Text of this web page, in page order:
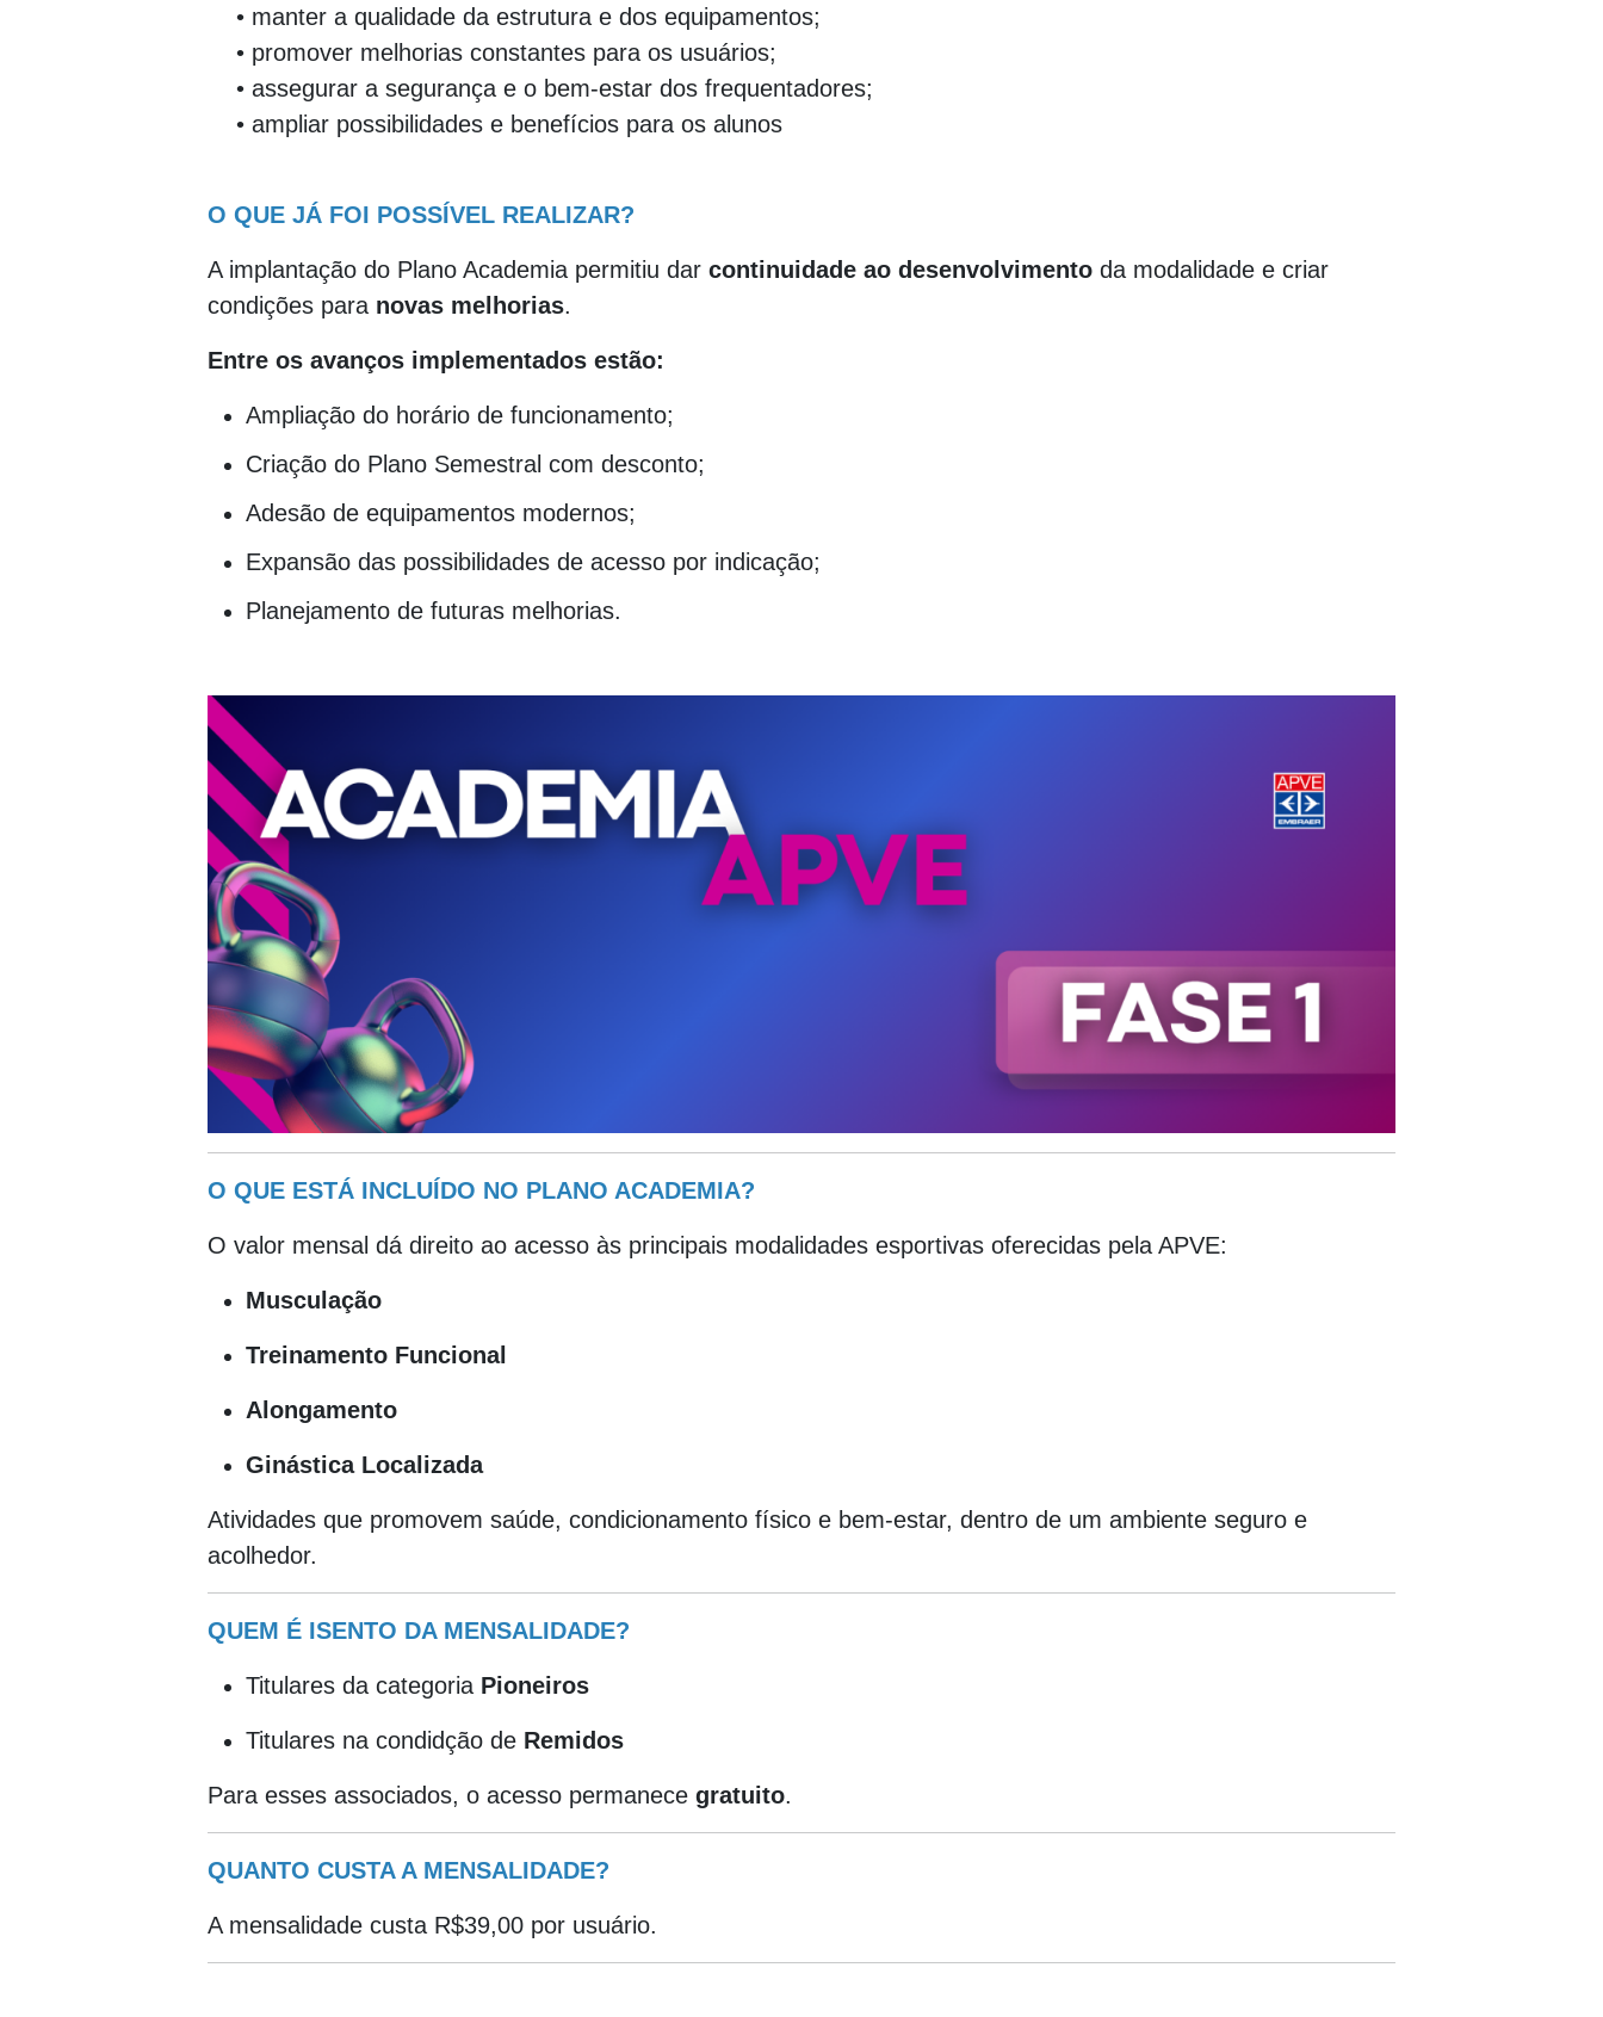
• manter a qualidade da estrutura e dos equipamentos;
• promover melhorias constantes para os usuários;
• assegurar a segurança e o bem-estar dos frequentadores;
• ampliar possibilidades e benefícios para os alunos
O QUE JÁ FOI POSSÍVEL REALIZAR?
A implantação do Plano Academia permitiu dar continuidade ao desenvolvimentoda modalidade e criar
condições para novas melhorias.
Entre os avanços implementados estão:
Ampliação do horário de funcionamento;
Criação do Plano Semestral com desconto;
Adesão de equipamentos modernos;
Expansão das possibilidades de acesso por indicação;
Planejamento de futuras melhorias.
O QUE ESTÁ INCLUÍDO NO PLANO ACADEMIA?
O valor mensal dá direito ao acesso às principais modalidades esportivas oferecidas pela APVE:
Musculação
Treinamento Funcional
Alongamento
Ginástica Localizada
Atividades que promovem saúde, condicionamento físico e bem-estar, dentro de um ambiente seguro e
acolhedor.
QUEM É ISENTO DA MENSALIDADE?
Titulares da categoria Pioneiros
Titulares na condidção de Remidos
Para esses associados, o acesso permanece gratuito.
QUANTO CUSTA A MENSALIDADE?
A mensalidade custa R$39,00 por usuário.